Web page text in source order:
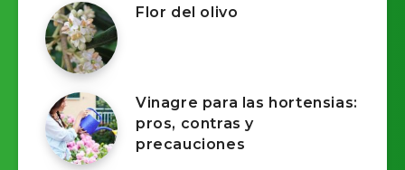
Flor del olivo
Vinagre para las hortensias:
pros, contras y
precauciones